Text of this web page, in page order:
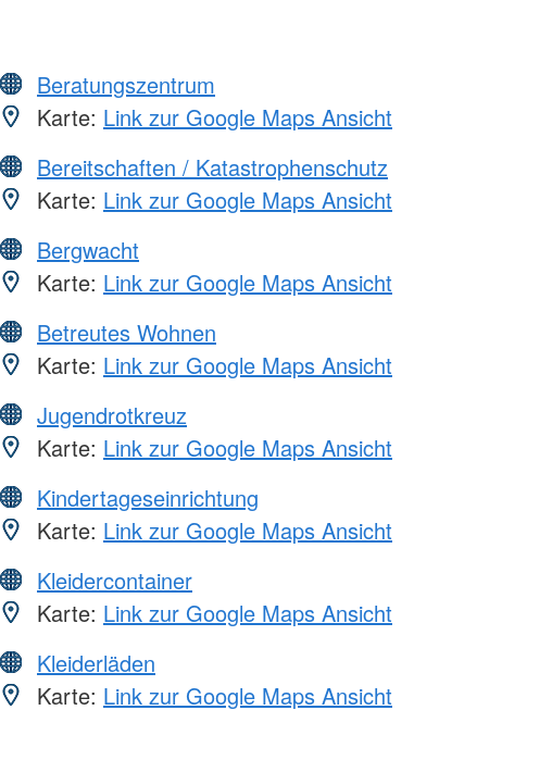
Beratungszentrum
Karte: Link zur Google Maps Ansicht
Bereitschaften / Katastrophenschutz
Karte: Link zur Google Maps Ansicht
Bergwacht
Karte: Link zur Google Maps Ansicht
Betreutes Wohnen
Karte: Link zur Google Maps Ansicht
Jugendrotkreuz
Karte: Link zur Google Maps Ansicht
Kindertageseinrichtung
Karte: Link zur Google Maps Ansicht
Kleidercontainer
Karte: Link zur Google Maps Ansicht
Kleiderläden
Karte: Link zur Google Maps Ansicht